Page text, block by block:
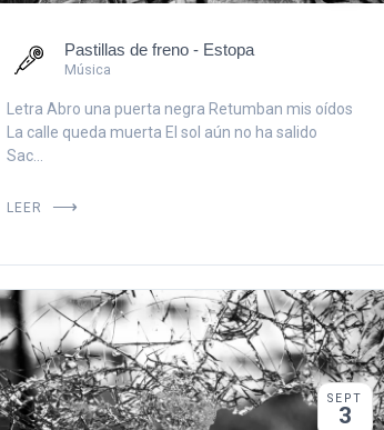
Pastillas de freno - Estopa
Música
Letra Abro una puerta negra Retumban mis oídos
La calle queda muerta El sol aún no ha salido
Sac...
LEER
SEPT
3